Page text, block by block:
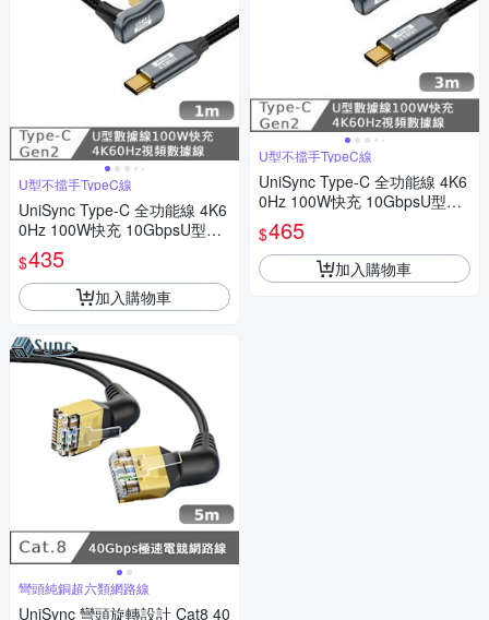
U型不擋手TypeC線
UniSync Type-C 全功能線 4K6
0Hz 100W快充 10GbpsU型充
電線 1米
$435
加入購物車
彎頭純銅超六類網路線
UniSync 彎頭旋轉設計 Cat8 40
U型不擋手TypeC線
UniSync Type-C 全功能線 4K6
0Hz 100W快充 10GbpsU型充
電線 3米
$465
加入購物車